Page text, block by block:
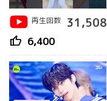
再生回数
31,508
thumb_up 6,400